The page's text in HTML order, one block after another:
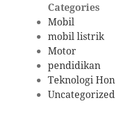
Categories
Mobil
mobil listrik
Motor
pendidikan
Teknologi
Uncategorized